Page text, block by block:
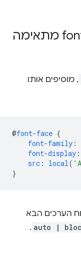
איזו אפשרות של font-display מתאימה
, מוסיפים אותו
@font-face {
font-family :
font-display :
src : local(
}
הערכים הבא
auto |
.